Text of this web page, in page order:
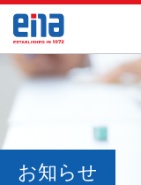
お知らせ